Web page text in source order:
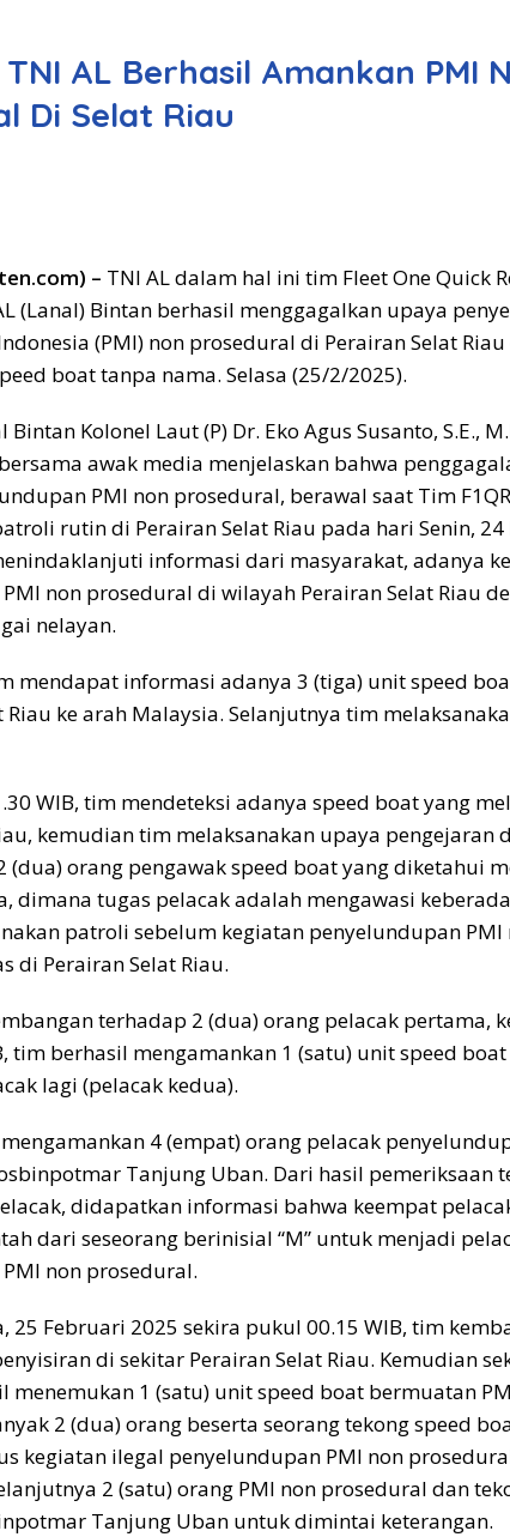
TNI AL Berhasil Amankan PMI
Di Selat Riau
– TNI AL dalam hal ini tim Fleet One Quick
(Lanal) Bintan berhasil menggagalkan upaya
(PMI) non prosedural di Perairan Selat
boat tanpa nama. Selasa (25/2/2025).
Bintan Kolonel Laut (P) Dr. Eko Agus Susanto, S.E.,
awak media menjelaskan bahwa
PMI non prosedural, berawal saat Tim
rutin di Perairan Selat Riau pada hari Senin,
informasi dari masyarakat, adanya
non prosedural di wilayah Perairan Selat Riau
nelayan.
mendapat informasi adanya 3 (tiga) unit speed
Riau ke arah Malaysia. Selanjutnya tim
WIB, tim mendeteksi adanya speed boat yang
kemudian tim melaksanakan upaya pengejaran
(dua) orang pengawak speed boat yang diketahui
dimana tugas pelacak adalah mengawasi
patroli sebelum kegiatan penyelundupan
di Perairan Selat Riau.
terhadap 2 (dua) orang pelacak pertama,
tim berhasil mengamankan 1 (satu) unit speed
lagi (pelacak kedua).
4 (empat) orang pelacak
Tanjung Uban. Dari hasil pemeriksaan
didapatkan informasi bahwa keempat
dari seseorang berinisial “M” untuk menjadi
non prosedural.
25 Februari 2025 sekira pukul 00.15 WIB, tim
di sekitar Perairan Selat Riau. Kemudian
menemukan 1 (satu) unit speed boat bermuatan
2 (dua) orang beserta seorang tekong speed
kegiatan ilegal penyelundupan PMI non
2 (satu) orang PMI non prosedural dan
Tanjung Uban untuk dimintai keterangan.